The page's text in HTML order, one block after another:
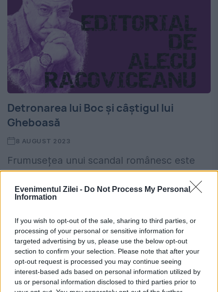
Evenimentul Zilei - Do Not Process My Personal
Information
If you wish to opt-out of the sale, sharing to third parties, or
processing of your personal or sensitive information for
targeted advertising by us, please use the below opt-out
section to confirm your selection. Please note that after your
opt-out request is processed you may continue seeing
interest-based ads based on personal information utilized by
us or personal information disclosed to third parties prior to
Detronarea lui Boc și câștigul lui
Gheboasă
8 AUGUST 2023
Frumusețea unui scandal românesc este
are în mod cert un pierzător. Aparent
Untold sunt Gheboasă și părinții. Ultimii...